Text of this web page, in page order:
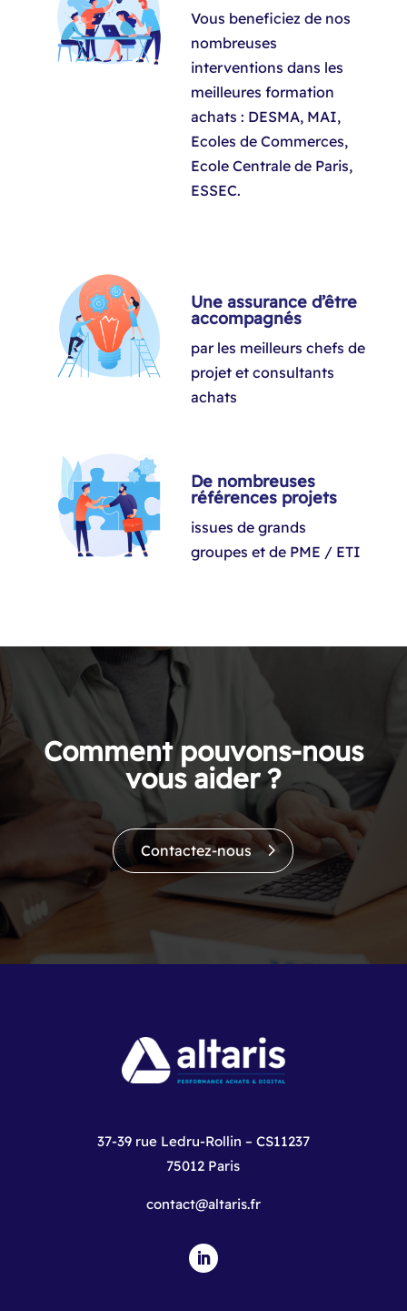
Vous beneficiez de nos
nombreuses
interventions dans les
meilleures formation
achats : DESMA, MAI,
Ecoles de Commerces,
Ecole Centrale de Paris,
ESSEC.
Une assurance d’être
accompagnés
par les meilleurs chefs de
projet et consultants
achats
De nombreuses
références projets
issues de grands
groupes et de PME / ETI​
Comment pouvons-nous
vous aider ?
Contactez-nous
37-39 rue Ledru-Rollin – CS11237
75012 Paris
contact@altaris.fr